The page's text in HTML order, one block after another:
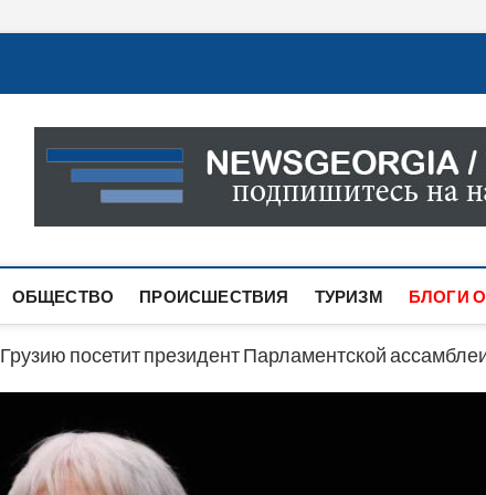
Новости Грузии
САМАЯ АКТУАЛЬНАЯ ИНФОРМАЦИЯ О СОБЫТИЯХ
САЙТЕ ВЫ НАЙДЕТЕ НОВОСТИ ПОЛИТИКИ,
ОБЩЕСТВО ПРОИСШЕСТВИЯ ТУРИЗМ БЛОГИ
Грузию посетит президент Парламентской